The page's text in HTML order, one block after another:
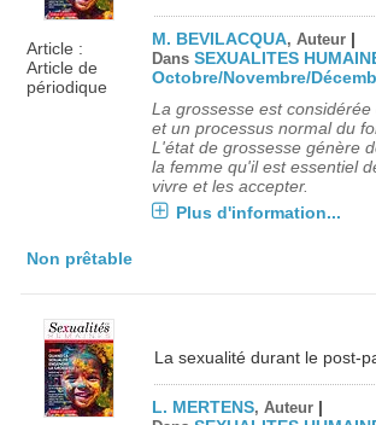
Article :
Article de
périodique
M. BEVILACQUA, Auteur |
Dans SEXUALITES
Octobre/Novembre/
La grossesse est
et un processus normal du
L'état de grossesse génère
la femme qu'il est essentiel
vivre et les accepter.
Plus d'information...
Non prêtable
La sexualité durant le post-
L. MERTENS, Auteur |